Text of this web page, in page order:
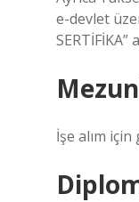
e-devlet
İşe alım